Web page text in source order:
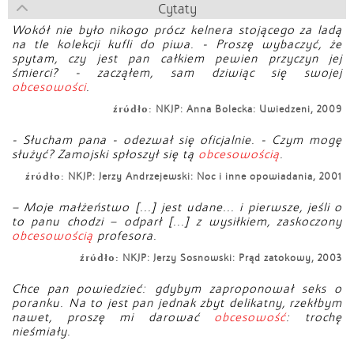
Cytaty
Wokół nie było nikogo prócz kelnera stojącego za ladą
na tle kolekcji kufli do piwa. - Proszę wybaczyć, że
spytam, czy jest pan całkiem pewien przyczyn jej
śmierci? - zacząłem, sam dziwiąc się swojej
obcesowości.
źródło: NKJP: Anna Bolecka: Uwiedzeni, 2009
- Słucham pana - odezwał się oficjalnie. - Czym mogę
służyć? Zamojski spłoszył się tą obcesowością.
źródło: NKJP: Jerzy Andrzejewski: Noc i inne opowiadania, 2001
– Moje małżeństwo [...] jest udane... i pierwsze, jeśli o
to panu chodzi – odparł [...] z wysiłkiem, zaskoczony
obcesowością profesora.
źródło: NKJP: Jerzy Sosnowski: Prąd zatokowy, 2003
Chce pan powiedzieć: gdybym zaproponował seks o
poranku. Na to jest pan jednak zbyt delikatny, rzekłbym
nawet, proszę mi darować obcesowość: trochę
nieśmiały.